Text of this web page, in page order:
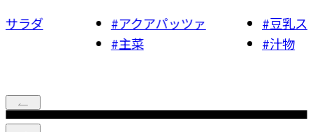
ラダ
#アクアパッツァ
#主菜
#豆乳ス
#汁物